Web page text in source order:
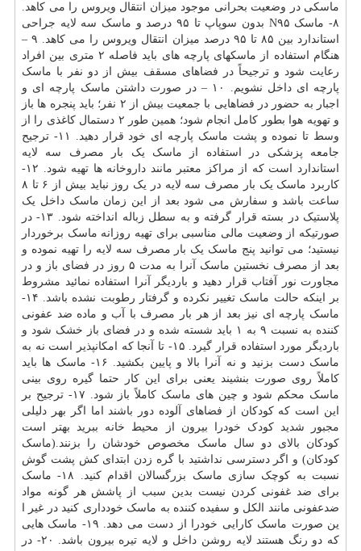
ماسکی در وضعیت بحرانی موجود میزان انتقال ویروس را می کاهد.
۸- ماسک N۹۵ بدون سوپاپ تا ۹۵ درصد و ماسک سه لایه جراحی
استاندارد بین ۸۵ تا ۹۵ درصد میزان انتقال ویروس را می کاهد. ۹ –
هنگام استفاده از ماسکهای پارچه های باید فاصله ۲ متری بین افراد
رعایت شود و ترجیحاً در فضاهای مسقف بیش از دو نفر با ماسک
پارچه ای داخل نشویم. ۱۰ – در صورت داشتن ماسک پارچه ای و
اجبار به حضور در فضاهایی با جمعیت بیش از ۲ نفر؛ باید پنجره ها باز
و تهویه هوا بطور کامل انجام شود؛ همین طور ۲ دستمال کاغذی را از
وسط تا نموده و پشت ماسک پارچه ای خود قرار دهید. ۱۱- ترجیح
جامعه پزشکی در استفاده از ماسک یک بار مصرف سه لایه
استاندارد است که از مراکز معتبر مانند داروخانه ها تهیه شود. ۱۲-
کاربرد ماسک یک بار مصرف سه لایه در یک روز نباید بیش از ۶ تا ۸
ساعت باشد و سفارش می شود بعد از این زمان ماسک داخل یک
پلاستیک در بسته قرار گرفته و به سطل زباله انداخته شود. ۱۳- در
صورتیکه از وضعیت مالی مناسبی برای تهیه روزانه ماسک برخوردار
نیستید؛ می توانید پنج ماسک یک بار مصرف سه لایه را تهیه نموده و
بعد از مصرف نخستین ماسک آنرا به مدت ۵ روز در فضای باز و در
مجاورت نور آفتاب قرار دهید و باردیگر آنرا استفاده نمائید مشروط
بر اینکه حالت ماسک تغییر نکرده و گرفتار رطوبت نشده باشد. ۱۴-
ماسک پارچه ای نیز بعد از هر بار مصرف با آب و ماده ضد عفونی
کننده به نسبت ۹ به ۱ باید شسته شده و در فضای باز خشک شود و
باردیگر مورد استفاده قرار گیرد. ۱۵- تا آنجا که امکانپذیر است نه به
ماسک دست بزنید و نه آنرا بالا و پایین بکشید. ۱۶- ماسک ها باید
کاملاً روی صورت بنشیند یعنی برای این کار حتما گیره روی بینی
ماسک محکم شود و چین های ماسک کاملاً باز شود. ۱۷- ترجیح بر
این است که کودکان از فضاهای آلوده دور باشند اما اگر بهر دلیلی
مجبور شدید کودک خودرا بیرون از محیط خانه ببرید بهتر است
کودکان بالای دو سال ماسک مخصوص خودشان را بزنند.(ماسک
کودکان) و اگر دسترسی نداشتید با گره زدن ابتدای کش پشت گوش
نسبت به کوچک سازی ماسک بزرگسالان اقدام کنید. ۱۸- ماسک
برای ضد غفونی کردن نیست بدین سبب از پاشش هر گونه مواد
ضدعفونی مانند الکل و سفیده کننده به ماسک خودداری کنید در غیر ا
ین صورت ماسک کارایی خودرا از دست می دهد. ۱۹- ماسک هایی
که دو رنگ هستند لایه روشن داخل و لایه تیره بیرون باشد. ۲۰- در